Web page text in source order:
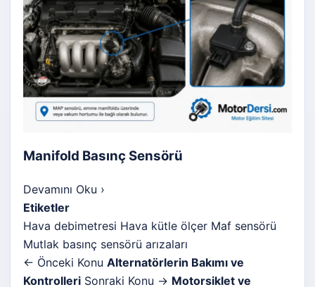
Manifold Basınç Sensörü
Devamını Oku ›
Etiketler
Hava debimetresi Hava kütle ölçer Maf sensörü
Mutlak basınç sensörü arızaları
← Önceki Konu Alternatörlerin Bakımı ve
Kontrolleri Sonraki Konu → Motorsiklet ve